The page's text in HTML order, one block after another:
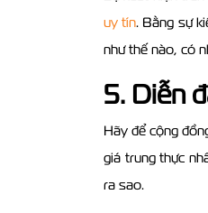
uy tín. Bằng sự
như thế nào, có
5. Diễn
Hãy để cộng
giá trung thực
ra sao.